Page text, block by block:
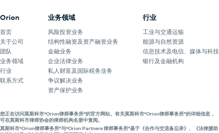
Orion
首页
关于公司
团队
业务领域
行业
联系方式
业务领域
风险投资业务
结构性融资及资产融资业务
金融业务
企业法律业务
私人财富及国际税务业务
争议解决业务
资产保护业务
行业
工业与交通运输
能源与自然资源
信息技术及电信、媒体与科技
银行及金融机构
您正在访问莫斯科市“Orion律师事务所”的官方网站。有关莫斯科市“Orion律师事务所”的详细信息，
可在莫斯科市律师协会的律师机构名册中查阅。
莫斯科市“Orion律师事务所”与“Orion Partners 律师事务所”基于《合作与交流备忘录》、《法律援助